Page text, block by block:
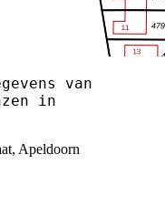
van
in
Apeldoorn